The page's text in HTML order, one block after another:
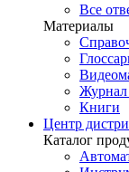
Все
Материалы
Журнал
Книги
Центр
Каталог